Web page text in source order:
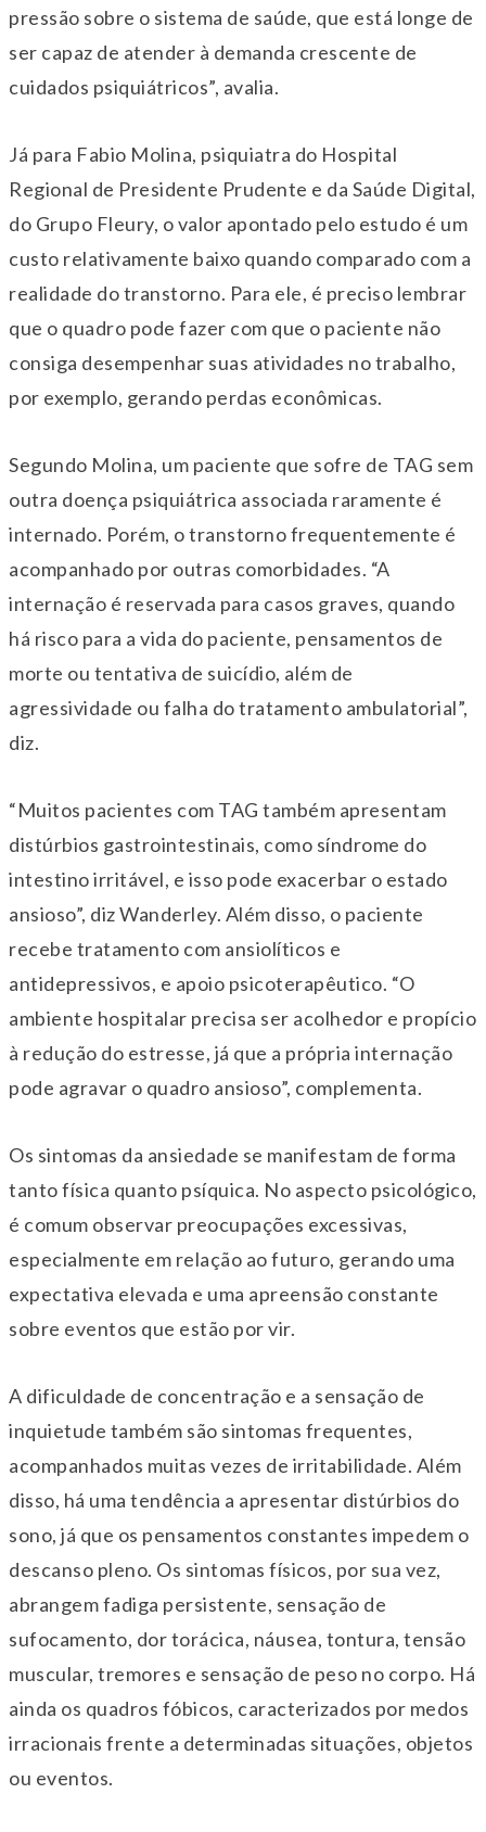
pressão sobre o sistema de saúde, que está longe de
ser capaz de atender à demanda crescente de
cuidados psiquiátricos”, avalia.
Já para Fabio Molina, psiquiatra do Hospital
Regional de Presidente Prudente e da Saúde Digital,
do Grupo Fleury, o valor apontado pelo estudo é um
custo relativamente baixo quando comparado com a
realidade do transtorno. Para ele, é preciso lembrar
que o quadro pode fazer com que o paciente não
consiga desempenhar suas atividades no trabalho,
por exemplo, gerando perdas econômicas.
Segundo Molina, um paciente que sofre de TAG sem
outra doença psiquiátrica associada raramente é
internado. Porém, o transtorno frequentemente é
acompanhado por outras comorbidades. “A
internação é reservada para casos graves, quando
há risco para a vida do paciente, pensamentos de
morte ou tentativa de suicídio, além de
agressividade ou falha do tratamento ambulatorial”,
diz.
“Muitos pacientes com TAG também apresentam
distúrbios gastrointestinais, como síndrome do
intestino irritável, e isso pode exacerbar o estado
ansioso”, diz Wanderley. Além disso, o paciente
recebe tratamento com ansiolíticos e
antidepressivos, e apoio psicoterapêutico. “O
ambiente hospitalar precisa ser acolhedor e propício
à redução do estresse, já que a própria internação
pode agravar o quadro ansioso”, complementa.
Os sintomas da ansiedade se manifestam de forma
tanto física quanto psíquica. No aspecto psicológico,
é comum observar preocupações excessivas,
especialmente em relação ao futuro, gerando uma
expectativa elevada e uma apreensão constante
sobre eventos que estão por vir.
A dificuldade de concentração e a sensação de
inquietude também são sintomas frequentes,
acompanhados muitas vezes de irritabilidade. Além
disso, há uma tendência a apresentar distúrbios do
sono, já que os pensamentos constantes impedem o
descanso pleno. Os sintomas físicos, por sua vez,
abrangem fadiga persistente, sensação de
sufocamento, dor torácica, náusea, tontura, tensão
muscular, tremores e sensação de peso no corpo. Há
ainda os quadros fóbicos, caracterizados por medos
irracionais frente a determinadas situações, objetos
ou eventos.